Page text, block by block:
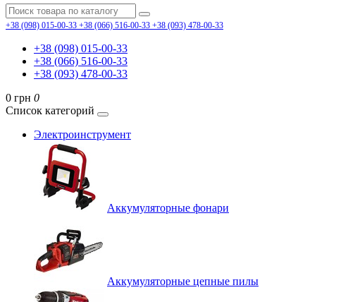
+38 (098) 015-00-33 +38 (066) 516-00-33 +38 (093) 478-00-33
+38 (098) 015-00-33
+38 (066) 516-00-33
+38 (093) 478-00-33
0 грн 0
Список категорий
Электроинструмент
Аккумуляторные фонари
Аккумуляторные цепные пилы